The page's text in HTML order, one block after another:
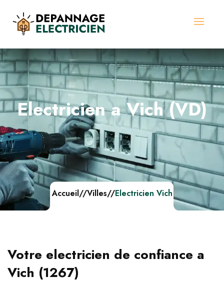
Electricien a Vich (VD)
Accueil//Villes//Electricien Vich
Votre electricien de confiance a
Vich (1267)